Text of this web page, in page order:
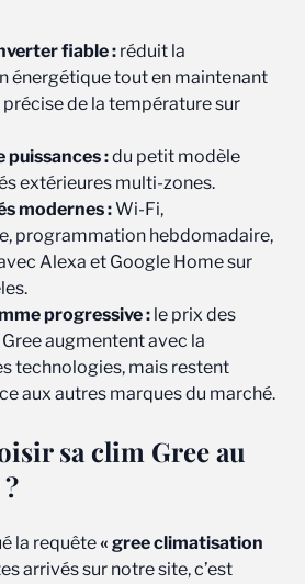
fiable : réduit la
énergétique tout en maintenant
de la température sur
puissances :du petit modèle
extérieures multi-zones.
modernes :Wi-Fi,
programmation hebdomadaire,
Alexa et Google Home sur
progressive : le prix des
augmentent avec la
technologies, mais restent
aux autres marques du marché.
sa clim Gree au
la requête« gree climatisation
arrivés sur notre site, c’est